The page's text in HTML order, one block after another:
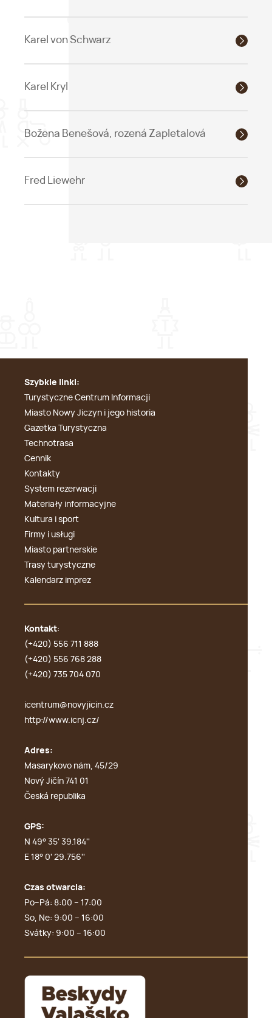
Karel von Schwarz
Karel Kryl
Božena Benešová, rozená Zapletalová
Fred Liewehr
Szybkie linki:
Turystyczne Centrum Informacji
Miasto Nowy Jiczyn i jego historia
Gazetka Turystyczna
Technotrasa
Cennik
Kontakty
System rezerwacji
Materiały informacyjne
Kultura i sport
Firmy i usługi
Miasto partnerskie
Trasy turystyczne
Kalendarz imprez
Kontakt:
(+420) 556 711 888
(+420) 556 768 288
(+420) 735 704 070
icentrum@novyjicin.cz
http://www.icnj.cz/
Adres:
Masarykovo nám, 45/29
Nový Jičín 741 01
Česká republika
GPS:
N 49° 35' 39.184''
E 18° 0' 29.756''
Czas otwarcia:
Po–Pá: 8:00 – 17:00
So, Ne: 9:00 – 16:00
Svátky: 9:00 – 16:00